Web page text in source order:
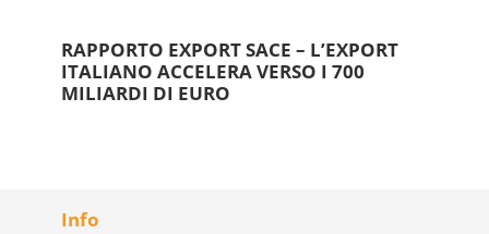
RAPPORTO EXPORT SACE – L’EXPORT
ITALIANO ACCELERA VERSO I 700
MILIARDI DI EURO
Info